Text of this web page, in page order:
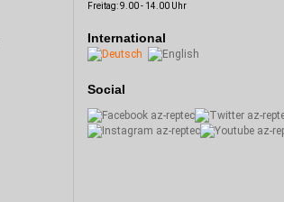
Freitag: 9.00 - 14.00 Uhr
International
Social